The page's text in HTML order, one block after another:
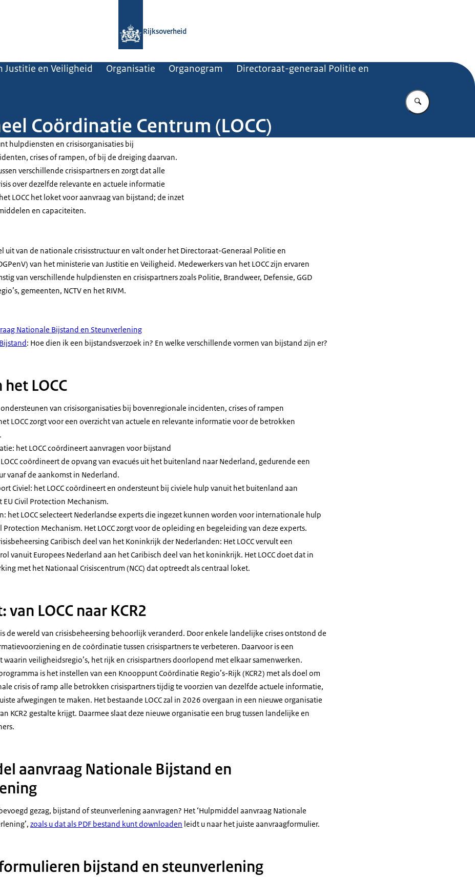
Rijksoverheid
Justitie en Veiligheid Organisatie Organogram
Directoraat-generaal Politie en
Coördinatie Centrum (LOCC)
hulpdiensten en crisisorganisaties bij
crises of rampen, of bij de dreiging daarvan.
verschillende crisispartners en zorgt dat alle
over dezelfde relevante en actuele informatie
LOCC het loket voor aanvraag van bijstand; de inzet
en capaciteiten.
uit van de nationale crisisstructuur en valt onder het Directoraat-Generaal Politie en
van het ministerie van Justitie en Veiligheid. Medewerkers van het LOCC zijn ervaren
van verschillende hulpdiensten en crisispartners zoals Politie, Brandweer, Defensie, GGD
gemeenten, NCTV en het RIVM.
Nationale Bijstand en Steunverlening
: Hoe dien ik een bijstandsverzoek in? En welke verschillende vormen van bijstand zijn er?
LOCC
van crisisorganisaties bij bovenregionale incidenten, crises of rampen
LOCC zorgt voor een overzicht van actuele en relevante informatie voor de betrokken
het LOCC coördineert aanvragen voor bijstand
coördineert de opvang van evacués uit het buitenland naar Nederland, gedurende een
vanaf de aankomst in Nederland.
Civiel: het LOCC coördineert en ondersteunt bij civiele hulp vanuit het buitenland aan
EU Civil Protection Mechanism.
: het LOCC selecteert Nederlandse experts die ingezet kunnen worden voor internationale hulp
Protection Mechanism. Het LOCC zorgt voor de opleiding en begeleiding van deze experts.
Caribisch deel van het Koninkrijk der Nederlanden: Het LOCC vervult een
vanuit Europees Nederland aan het Caribisch deel van het koninkrijk. Het LOCC doet dat in
met het Nationaal Crisiscentrum (NCC) dat optreedt als centraal loket.
LOCC naar KCR2
de wereld van crisisbeheersing behoorlijk veranderd. Door enkele landelijke crises ontstond de
en de coördinatie tussen crisispartners te verbeteren. Daarvoor is een
waarin veiligheidsregio’s, het rijk en crisispartners doorlopend met elkaar samenwerken.
is het instellen van een Knooppunt Coördinatie Regio’s-Rijk (KCR2) met als doel om
crisis of ramp alle betrokken crisispartners tijdig te voorzien van dezelfde actuele informatie,
afwegingen te maken. Het bestaande LOCC zal in 2026 overgaan in een nieuwe organisatie
KCR2 gestalte krijgt. Daarmee slaat deze nieuwe organisatie een brug tussen landelijke en
aanvraag Nationale Bijstand en
gezag, bijstand of steunverlening aanvragen? Het ‘Hulpmiddel aanvraag Nationale
zoals u dat als PDF bestand kunt downloaden leidt u naar het juiste aanvraagformulier.
bijstand en steunverlening